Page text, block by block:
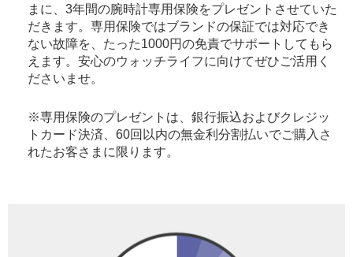
まに、3年間の腕時計専用保険をプレゼントさせていた
だきます。専用保険ではブランドの保証では対応でき
ない故障を、たった1000円の免責でサポートしてもら
えます。安心のウォッチライフに向けてぜひご活用く
ださいませ。
※専用保険のプレゼントは、銀行振込およびクレジッ
トカード決済、60回以内の無金利分割払いでご購入さ
れたお客さまに限ります。